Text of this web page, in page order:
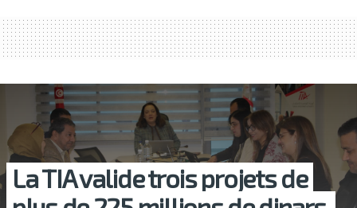
La TIA valide trois projets de